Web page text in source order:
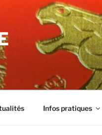
Infos pratiques